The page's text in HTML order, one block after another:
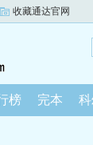
收藏通达官网
榜 完本